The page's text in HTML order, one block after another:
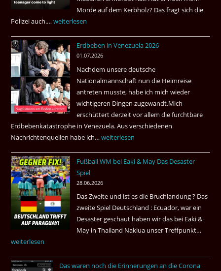
aus?
Morde auf dem Kerbholz? Das fragt sich die
Polizei auch.…Ab
Juli
2026
Thai
Airways
nonstop
nach
Amsterdam.
weiterlesen
Erdbeben in Venezuela 2026
01.07.2026
Nachdem unsere deutsche
Nationalmannschaft nun die Heimreise
antreten musste, habe ich mich wieder
wichtigeren Dingen zugewandt.Mich
erschüttert derzeit vor allem die furchtbare
Erdbebenkatastrophe in Venezuela. Aus verschiedenen
Nachrichtenquellen habe ich…Erdbeben
Venezuela
weiterlesen
Fußball WM bei Eaki & May Das Desaster
Spiel
28.06.2026
Das Zweite und ist es die Bruchlandung ? Das
zweite Spiel Deutschland : Ecuador, war ein
Desaster geschaut haben wir das bei Eaki &
May in Thailand Naklua unser Treffpunkt…
bei
weiterlesen
Das waren noch die Erinnerungen an die Corona